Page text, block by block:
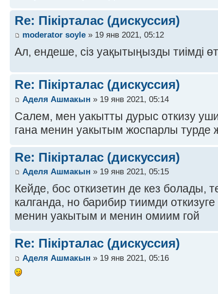
Re: Пікірталас (дискуссия)
moderator soyle » 19 янв 2021, 05:12
Ал, ендеше, сіз уақытыңызды тиімді
Re: Пікірталас (дискуссия)
Аделя Ашмакын » 19 янв 2021, 05:14
Салем, мен уакытты дурыс откизу
гана менин уакытым жоспарлы турде
Re: Пікірталас (дискуссия)
Аделя Ашмакын » 19 янв 2021, 05:15
Кейде, бос откизетин де кез болады,
калганда, но барибир тиимди
менин уакытым и менин омиим гой
Re: Пікірталас (дискуссия)
Аделя Ашмакын » 19 янв 2021, 05:16